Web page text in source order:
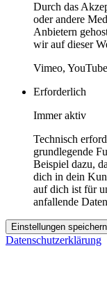
Durch das
oder andere
Anbietern
wir auf dieser
Vimeo, YouTube
Erforderlich
Immer aktiv
Technisch
grundlegende
Beispiel dazu,
dich in dein
auf dich ist für
anfallende
Einstellungen speichern
Datenschutzerklärung